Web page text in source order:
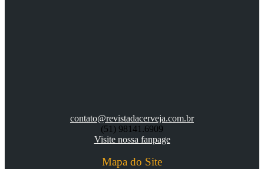
contato@revistadacerveja.com.br
(51) 98141.6909
Visite nossa fanpage
Mapa do Site